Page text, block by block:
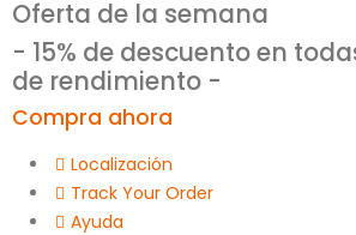
Oferta de la semana
- 15% de descuento en
de rendimiento -
Compra ahora
Localización
Track Your Order
Ayuda